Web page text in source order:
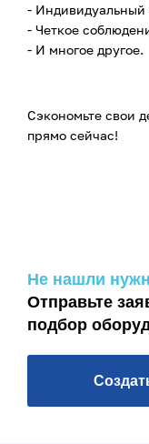
- Индивидуальный
- Четкое
- И многое другое.
Сэкономьте свои
прямо сейчас!
Не нашли
Отправьте
подбор